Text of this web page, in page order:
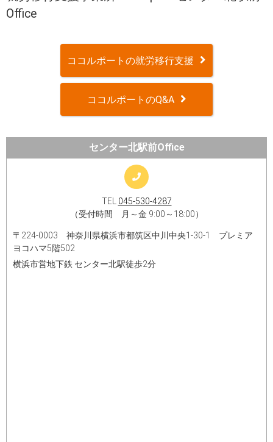
Office
ココルポートの就労移行支援
ココルポートのQ&A
センター北駅前Office
TEL 045-530-4287
（受付時間 月～金 9:00～18:00）
〒224-0003 神奈川県横浜市都筑区中川中央1-30-1 プレミア
ヨコハマ5階502
横浜市営地下鉄 センター北駅徒歩2分